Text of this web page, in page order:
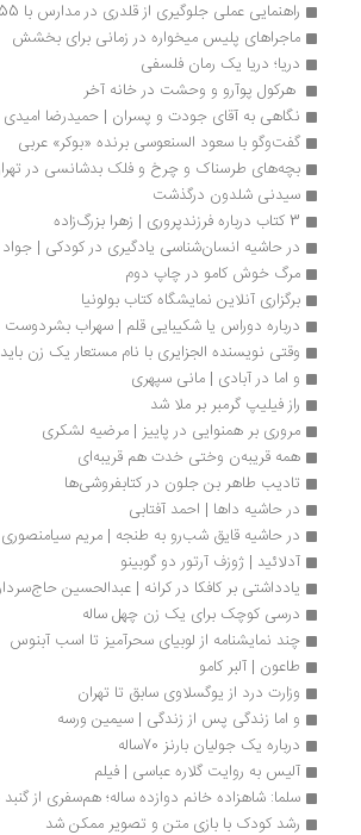
راهنمایی عملی جلوگیری از قلدری در مدارس با 55 هزارتومان
ماجراهای پلیس میخواره در زمانی برای بخشش
دریا؛ دریا یک رمان فلسفی
هرکول پوآرو و وحشت در خانه آخر
نگاهی به آقای جودت و پسران | حمیدرضا امیدی سرور
گفت‌وگو با سعود السنعوسی برنده «بوکر» عربی
بچه‌های طرسناک و چرخ و فلک بدشانسی در تهران
سیدنی شلدون درگذشت
در حاشیه انسان‌شناسی یادگیری در کودکی | جواد لگزیان
مرگ خوش کامو در چاپ دوم
برگزاری آنلاین نمایشگاه کتاب بولونیا
درباره دوراس یا شکیبایی قلم | سهراب بشردوست
وقتی نویسنده الجزایری با نام مستعار یک زن باید بنویسد
و اما در آبادی | مانی سپهری
راز فیلیپ گرمبر بر ملا شد
مروری بر همنوایی در پاییز | مرضیه لشکری
همه قریبه‌ن وختی خدت هم قریبه‌ای
تادیب طاهر بن جلون در کتابفروشی‌ها
در حاشیه داها | احمد آفتابی
در حاشیه قایق شب‌رو به طنجه | مریم سیامنصوری
آدلائید | ژوزف آرتور دو گوبینو
یادداشتی بر کافکا در کرانه | عبدالحسین حاج‌سردار
درسی کوچک برای یک زن چهل ساله
چند نمایشنامه از لوبیای سحرآمیز تا اسب آبنوس
طاعون | آلبر کامو
وزارت درد از یوگسلاوی سابق تا تهران
و اما زندگی پس از زندگی | سیمین ورسه
درباره‌ یک جولیان بارنز 70ساله
آلیس به روایت گلاره عباسی | فیلم
سلما: شاهزاده خانم دوازده ساله؛ هم‌سفری از گنبد خضرا
رشد کودک با بازی متن و تصویر ممکن شد